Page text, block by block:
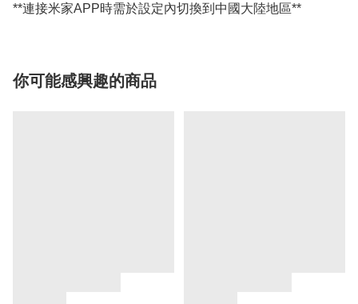
**連接米家APP時需於設定內切換到中國大陸地區**
你可能感興趣的商品